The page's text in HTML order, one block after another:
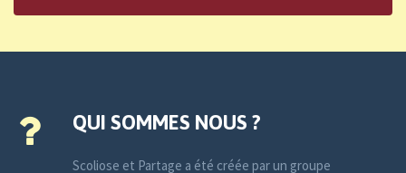
QUI SOMMES NOUS ?
Scoliose et Partage a été créée par un groupe